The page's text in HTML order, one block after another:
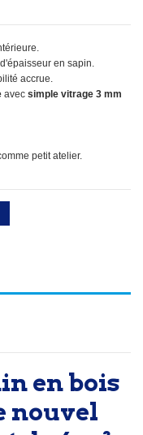
d'épaisseur en sapin.
accrue.
avec simple vitrage 3 mm
petit atelier.
en bois
nouvel